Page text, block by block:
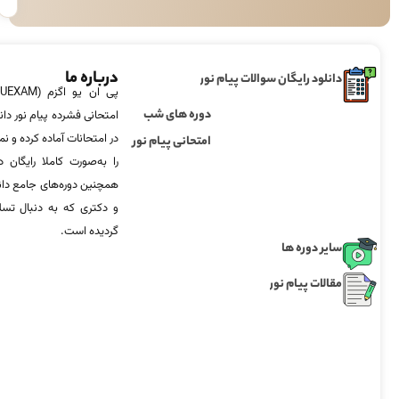
دانلود رایگان سوالات پیام نور
دوره های شب
امتحانی پیام نور
سایر دوره ها
مقالات پیام نور
درباره ما
امتحانی فشرده پیام نور
در امتحانات آماده‌ کرده
را به‌صورت کاملا
همچنین دوره‌های جامع
و دکتری که به دنبال
گردیده است.